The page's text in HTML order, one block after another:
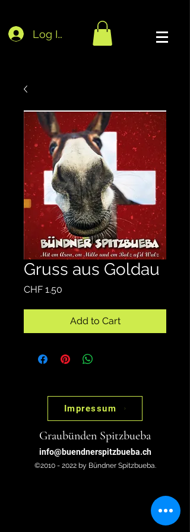
Log In
Gruss aus Goldau
CHF 1.50
Add to Cart
Impressum
Graubünden Spitzbueba
info@buendnerspitzbueba.ch
©2010 - 2022 by Bündner Spitzbueba.